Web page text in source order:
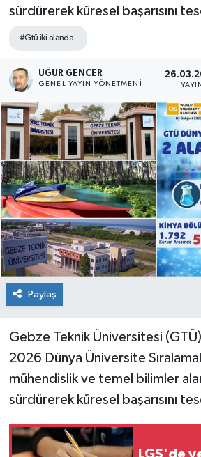
sürdürerek küresel başarısını
#Gtü iki alanda
UĞUR GENCER
GENEL YAYIN YÖNETMENI
Paylaş
Gebze Teknik Üniversitesi
2026 Dünya Üniversite
mühendislik ve temel bilimler
sürdürerek küresel başarısını
LGS'de